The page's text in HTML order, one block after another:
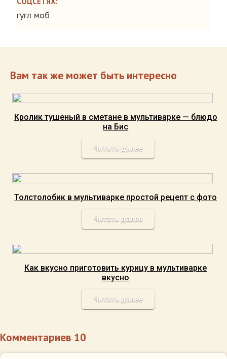
гугл моб
Вам так же может быть интересно
Кролик тушеный в сметане в мультиварке — блюдо
на Бис
Читать далее
Толстолобик в мультиварке простой рецепт с фото
Читать далее
Как вкусно приготовить курицу в мультиварке
вкусно
Читать далее
Комментариев 10